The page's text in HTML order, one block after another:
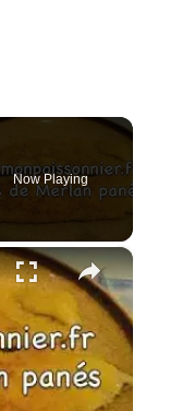
Now Playing
×